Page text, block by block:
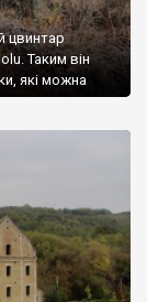
цвинтар
Таким він
які можна
цвинтар